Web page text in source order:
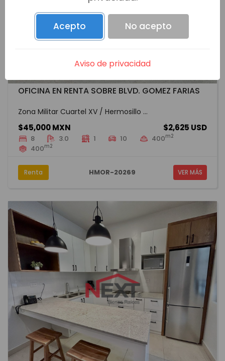
OFICINA EN RENTA SOBRE BLVD. GOMEZ FARIAS
Zona Militar Cuartel XV / Hermosillo ...
$45,000 MXN $2,625 USD
8 3.0 1 10 400m2
400m2
Renta HMOR-20269 VER MÁS
Acepto No acepto
Aviso de privacidad